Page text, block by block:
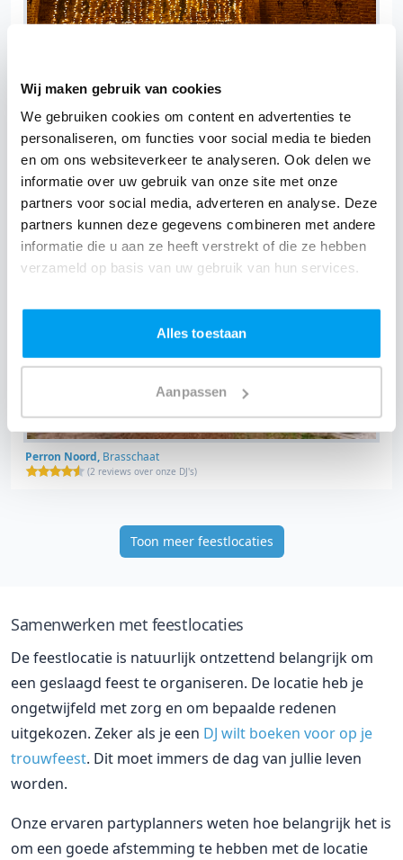
Wij maken gebruik van cookies
We gebruiken cookies om content en advertenties te
personaliseren, om functies voor social media te bieden
en om ons websiteverkeer te analyseren. Ook delen we
informatie over uw gebruik van onze site met onze
partners voor social media, adverteren en analyse. Deze
partners kunnen deze gegevens combineren met andere
informatie die u aan ze heeft verstrekt of die ze hebben
verzameld op basis van uw gebruik van hun services.
Alles toestaan
Aanpassen
(2 reviews over onze DJ's)
Perron Noord, Brasschaat
(2 reviews over onze DJ's)
Toon meer feestlocaties
Samenwerken met feestlocaties
De feestlocatie is natuurlijk ontzettend belangrijk om
een geslaagd feest te organiseren. De locatie heb je
ongetwijfeld met zorg en om bepaalde redenen
uitgekozen. Zeker als je een DJ wilt boeken voor op je
trouwfeest. Dit moet immers de dag van jullie leven
worden.
Onze ervaren partyplanners weten hoe belangrijk het is
om een goede afstemming te hebben met de locatie